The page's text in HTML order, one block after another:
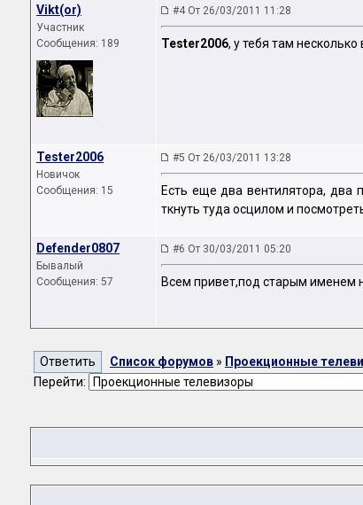
Vikt(or)
Участник
Сообщения: 189
#4 От 26/03/2011 11:28
Tester2006, у тебя там
Tester2006
Новичок
Сообщения: 15
#5 От 26/03/2011 13:28
Есть еще два вентилятора, два
ткнуть туда осцилом и
Defender0807
Бывалый
Сообщения: 57
#6 От 30/03/2011 05:20
Всем привет,под старым именем
Список форумов » Проекционные
Перейти: